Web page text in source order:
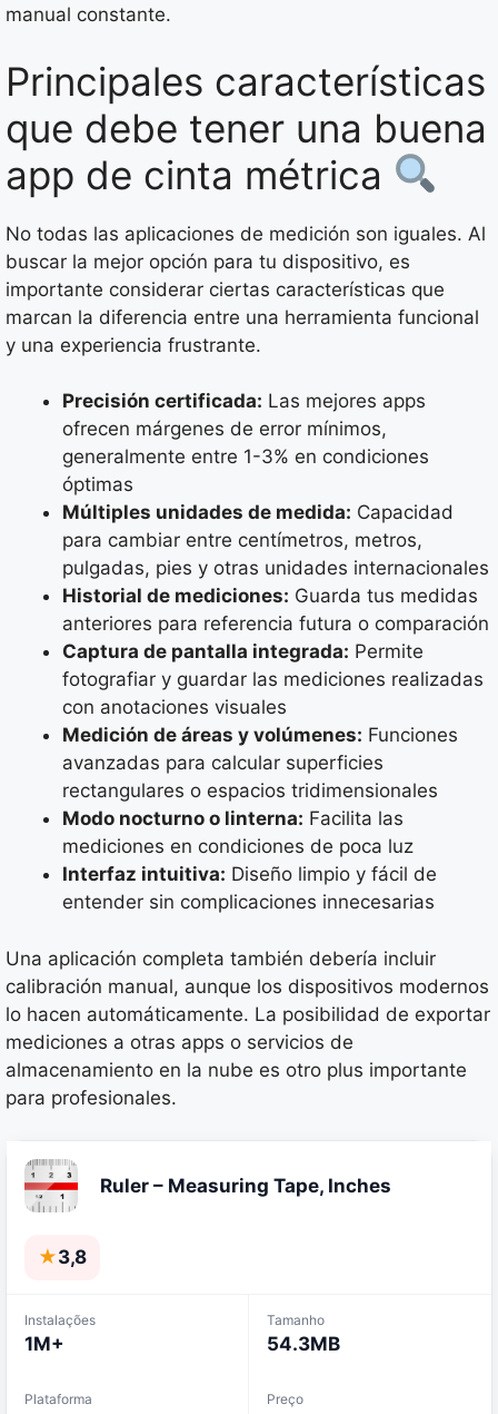
manual constante.
Principales características
que debe tener una buena
app de cinta métrica
No todas las aplicaciones de medición son iguales. Al
buscar la mejor opción para tu dispositivo, es
importante considerar ciertas características que
marcan la diferencia entre una herramienta funcional
y una experiencia frustrante.
Precisión certificada: Las mejores apps
ofrecen márgenes de error mínimos,
generalmente entre 1-3% en condiciones
óptimas
Múltiples unidades de medida: Capacidad
para cambiar entre centímetros, metros,
pulgadas, pies y otras unidades internacionales
Historial de mediciones: Guarda tus medidas
anteriores para referencia futura o comparación
Captura de pantalla integrada: Permite
fotografiar y guardar las mediciones realizadas
con anotaciones visuales
Medición de áreas y volúmenes: Funciones
avanzadas para calcular superficies
rectangulares o espacios tridimensionales
Modo nocturno o linterna: Facilita las
mediciones en condiciones de poca luz
Interfaz intuitiva: Diseño limpio y fácil de
entender sin complicaciones innecesarias
Una aplicación completa también debería incluir
calibración manual, aunque los dispositivos modernos
lo hacen automáticamente. La posibilidad de exportar
mediciones a otras apps o servicios de
almacenamiento en la nube es otro plus importante
para profesionales.
Ruler – Measuring Tape, Inches
★3,8
Instalações
1M+
Tamanho
54.3MB
Plataforma Preço